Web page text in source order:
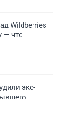
Wildberries
— что
экс-